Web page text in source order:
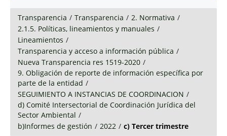
Transparencia / Transparencia / 2. Normativa /
2.1.5. Políticas, lineamientos y manuales /
Lineamientos /
Transparencia y acceso a información pública /
Nueva Transparencia res 1519-2020 /
9. Obligación de reporte de información específica por
parte de la entidad /
SEGUIMIENTO A INSTANCIAS DE COORDINACION /
d) Comité Intersectorial de Coordinación Jurídica del
Sector Ambiental /
b)Informes de gestión / 2022 / c) Tercer trimestre